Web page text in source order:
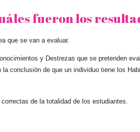
fueron los
que se van a evaluar.
y Destrezas que se pretenden
conclusión de que un individuo tiene los
de la totalidad de los estudiantes.